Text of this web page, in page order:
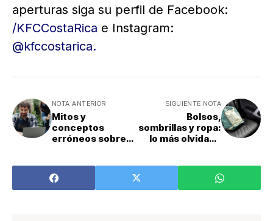
aperturas siga su perfil de Facebook:
/KFCCostaRica e Instagram:
@kfccostarica.
NOTA ANTERIOR
Mitos y
conceptos
erróneos sobre
SIGUIENTE NOTA
Bolsos,
sombrillas y ropa:
lo más olvidado
de Uber